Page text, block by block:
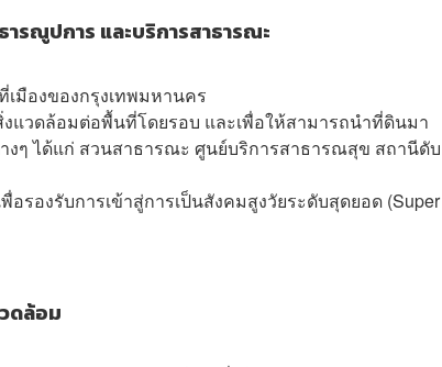
รณูปการ และบริการสาธารณะ
มืองของกรุงเทพมหานคร
วดล้อมต่อพื้นที่โดยรอบ และเพื่อให้สามารถนำที่ดินมา
ๆ ได้แก่ สวนสาธารณะ ศูนย์บริการสาธารณสุข สถานีดับ
รองรับการเข้าสู่การเป็นสังคมสูงวัยระดับสุดยอด (Super
ดล้อม